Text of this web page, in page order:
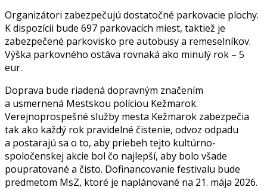
Organizátori zabezpečujú dostatočné parkovacie plochy.
K dispozícii bude 697 parkovacích miest, taktiež je
zabezpečené parkovisko pre autobusy a remeselníkov.
Výška parkovného ostáva rovnaká ako minulý rok – 5
eur.
Doprava bude riadená dopravným značením
a usmernená Mestskou políciou Kežmarok.
Verejnoprospešné služby mesta Kežmarok zabezpečia
tak ako každý rok pravidelné čistenie, odvoz odpadu
a postarajú sa o to, aby priebeh tejto kultúrno-
spoločenskej akcie bol čo najlepší, aby bolo všade
poupratované a čisto. Dofinancovanie festivalu bude
predmetom MsZ, ktoré je naplánované na 21. mája 2026.